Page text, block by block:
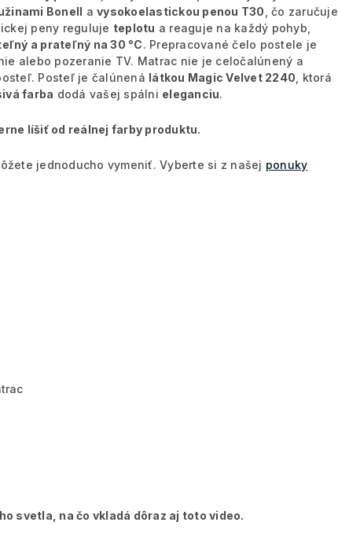
Bonell a vysokoelastickou penou T30 , čo zaručuje
peny reguluje teplotu a reaguje na každý pohyb,
a prateľný na 30 °C. Prepracované čelo postele je
alebo pozeranie TV. Matrac nie je celočalúnený a
Posteľ je čalúnená látkou Magic Velvet 2240 , ktorá
farba dodá vašej spálni eleganciu.
líšiť od reálnej farby produktu.
jednoducho vymeniť. Vyberte si z našej ponuky
svetla, na čo vkladá dôraz aj toto video.